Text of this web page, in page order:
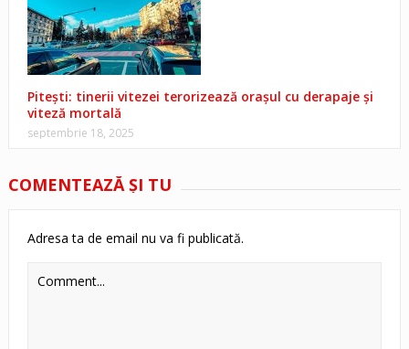
Pitești: tinerii vitezei terorizează orașul cu derapaje și
viteză mortală
septembrie 18, 2025
COMENTEAZĂ ŞI TU
Adresa ta de email nu va fi publicată.